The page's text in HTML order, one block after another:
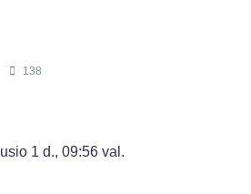
138
1 d., 09:56 val.